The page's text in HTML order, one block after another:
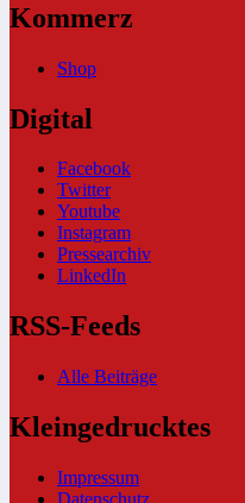
Kommerz
Shop
Digital
Facebook
Twitter
Youtube
Instagram
Pressearchiv
LinkedIn
RSS-Feeds
Alle Beiträge
Kleingedrucktes
Impressum
Datenschutz